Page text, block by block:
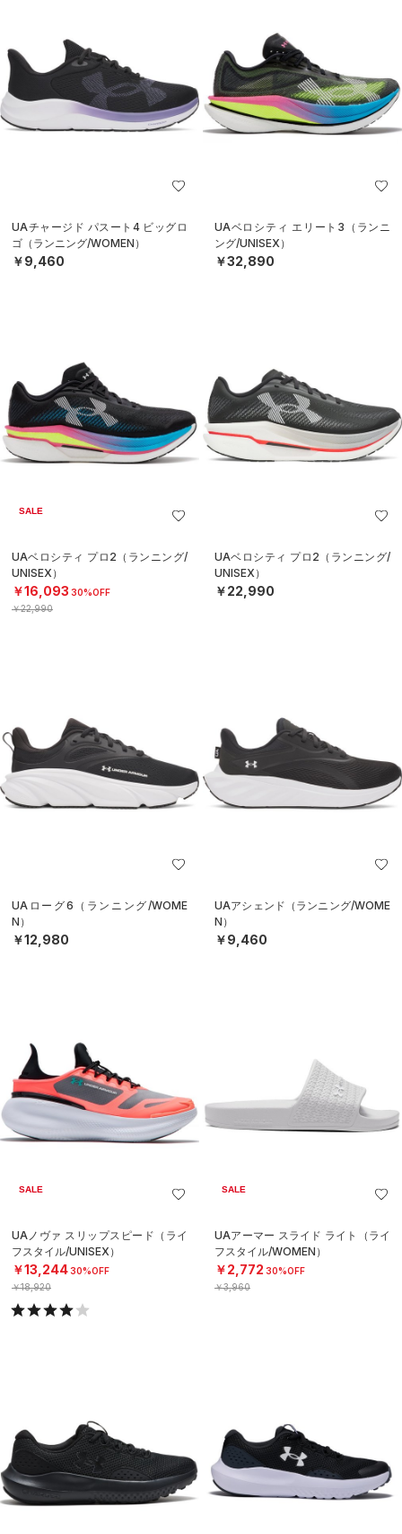
UAチャージド パスート4 ビッグロ
ゴ（ランニング/WOMEN）
￥9,460
UAベロシティ エリート3（ランニ
ング/UNISEX）
￥32,890
SALE
UAベロシティ プロ2（ランニング/
UNISEX）
￥16,093 30%OFF
￥22,990
UAベロシティ プロ2（ランニング/
UNISEX）
￥22,990
UAローグ6（ランニング/WOME
N）
￥12,980
UAアシェンド（ランニング/WOME
N）
￥9,460
SALE
UAノヴァ スリップスピード（ライ
フスタイル/UNISEX）
￥13,24430%OFF
￥18,920
SALE
UAアーマー スライド ライト（ライ
フスタイル/WOMEN）
￥2,772 30%OFF
￥3,960